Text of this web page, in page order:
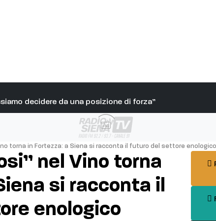
decidere da una posizione di forza”
Ad
torna in Fortezza: a Siena si racconta il futuro del settore enologico
nel Vino torna
si racconta il
enologico